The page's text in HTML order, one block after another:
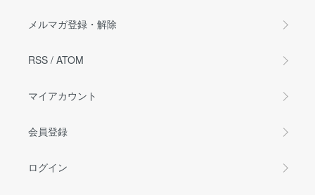
メルマガ登録・解除
RSS / ATOM
マイアカウント
会員登録
ログイン